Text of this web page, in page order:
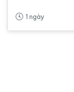
1 ngày